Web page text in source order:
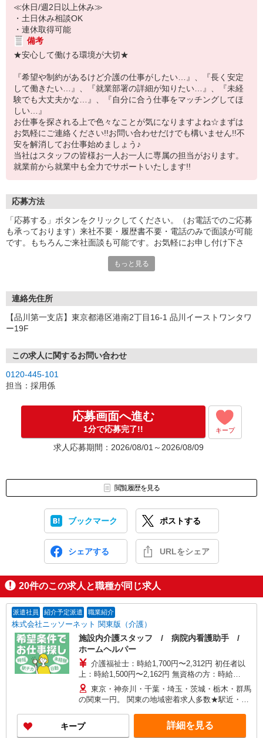
≪休日/週2日以上休み≫
・土日休み相談OK
・連休取得可能
備考
★安心して働ける環境が大切★
『希望や制約があるけど介護の仕事がしたい…』、『長く安定
して働きたい…』、『就業部署の詳細が知りたい…』、『未経
験でも大丈夫かな…』、『自分に合う仕事をマッチングしてほ
しい…』
お仕事を探される上で色々なことが気になりますよね☆まずは
お気軽にご連絡ください!!お問い合わせだけでも構いません!!不
安を解消してお仕事始めましょう♪
当社はスタッフの皆様お一人お一人に専属の担当がおります。
就業前から就業中も全力でサポートいたします!!
応募方法
「応募する」ボタンをクリックしてください。（お電話でのご応募
も承っております）来社不要・履歴書不要・電話のみで面談が可能
です。もちろんご来社面談も可能です。お気軽にお申し付け下さ
もっと見る
連絡先住所
【品川第一支店】東京都港区港南2丁目16-1 品川イーストワンタワ
ー19F
この求人に関するお問い合わせ
0120-445-101
担当：採用係
応募画面へ進む
1分で応募完了!! キープ
求人応募期間：2026/08/01～2026/08/09
閲覧履歴を見る
ブックマーク ポストする
シェアする URLをシェア
20件のこの求人と職種が同じ求人
派遣社員 紹介予定派遣 職業紹介
株式会社ニッソーネット 関東版（介護）
施設内介護スタッフ / 病院内看護助手 /
ホームヘルパー
介護福祉士：時給1,700円〜2,312円 初任者以
上：時給1,500円〜2,162円 無資格の方：時給
1,350円〜1,925円 ※給与幅は勤務先による +交通
費、諸手当（勤務先による） +0円で介護資格が取
れる （別途規定） ★給与日払い制度あり！
東京・神奈川・千葉・埼玉・茨城・栃木・群馬
の関東一円。 関東の地域密着求人多数★駅近・家
キープ 詳細を見る